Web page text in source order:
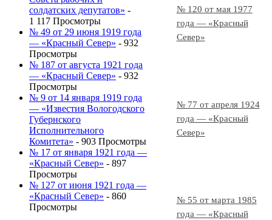
№ 120 от мая 1977
года — «Красный
Север»
№ 77 от апреля 1924
года — «Красный
Север»
№ 55 от марта 1985
года — «Красный
солдатских депутатов» -
1 117 Просмотры
№ 49 от 29 июня 1919 года
— «Красный Север» - 932
Просмотры
№ 187 от августа 1921 года
— «Красный Север» - 932
Просмотры
№ 9 от 14 января 1919 года
— «Известия Вологодского
Губернского
Исполнительного
Комитета» - 903 Просмотры
№ 17 от января 1921 года —
«Красный Север» - 897
Просмотры
№ 127 от июня 1921 года —
«Красный Север» - 860
Просмотры